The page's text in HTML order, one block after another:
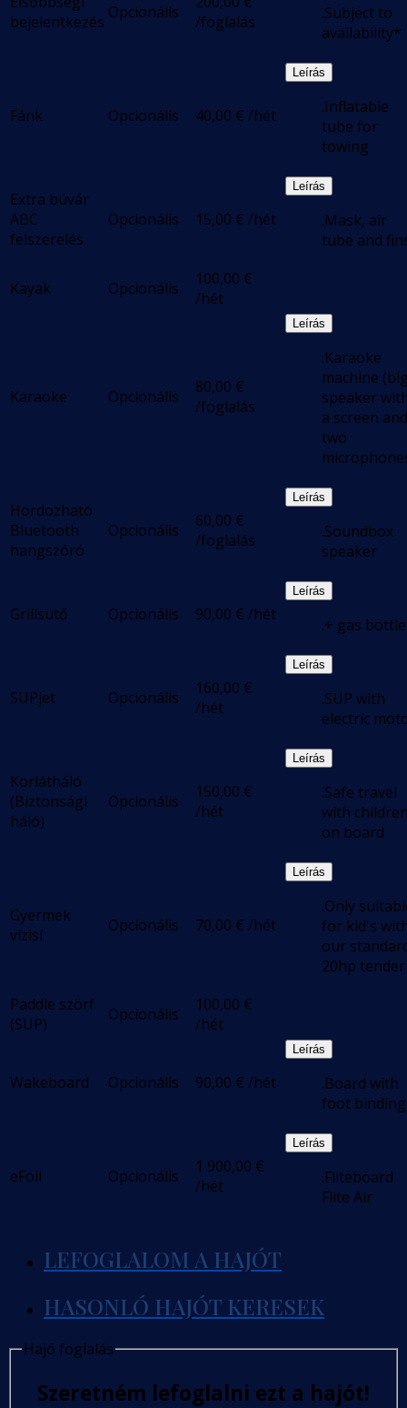
bejelentkezés Opcionális
/foglalás
.Subject to
availability*
Fánk Opcionális 40,00 € /hét
Leírás
.Inflatable
tube for
towing
Extra búvár
ABC
felszerelés
Opcionális 15,00 € /hét
Leírás
.Mask, air
tube and
Kayak Opcionális 100,00 €
/hét
Karaoke Opcionális 80,00 €
/foglalás
Leírás
.Karaoke
machine
speaker
a screen and
two
Hordozható
Bluetooth
hangszóró
Opcionális 60,00 €
/foglalás
Leírás
.Soundbox
speaker
Grillsütő Opcionális 90,00 € /hét
Leírás
.+ gas bottle
SUPjet Opcionális 160,00 €
/hét
Leírás
.SUP with
electric
Korlátháló
(Biztonsági
háló)
Opcionális 150,00 €
/hét
Leírás
.Safe travel
with
on board
Gyermek
vízisí
Opcionális 70,00 € /hét
Leírás
.Only
for kid's
our
20hp tender
Paddle szörf
(SUP)
Opcionális 100,00 €
/hét
Wakeboard Opcionális 90,00 € /hét
Leírás
.Board with
foot
eFoil Opcionális 1 900,00 €
/hét
Leírás
.Fliteboard
Flite Air
LEFOGLALOM A HAJÓT
HASONLÓ HAJÓT KERESEK
Hajó foglalás
Szeretném lefoglalni ezt a hajót!